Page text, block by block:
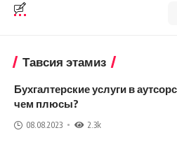
Тавсия этамиз
Бухгалтерские услуги в
чем плюсы?
08.08.2023 2.3k